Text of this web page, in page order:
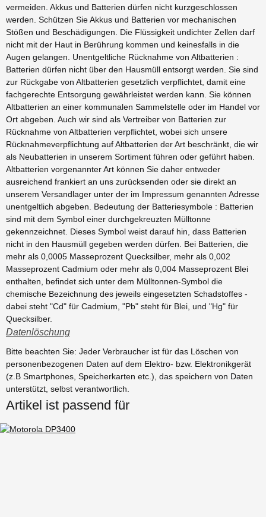
vermeiden. Akkus und Batterien dürfen nicht kurzgeschlossen
werden. Schützen Sie Akkus und Batterien vor mechanischen
Stößen und Beschädigungen. Die Flüssigkeit undichter Zellen darf
nicht mit der Haut in Berührung kommen und keinesfalls in die
Augen gelangen. Unentgeltliche Rücknahme von Altbatterien :
Batterien dürfen nicht über den Hausmüll entsorgt werden. Sie sind
zur Rückgabe von Altbatterien gesetzlich verpflichtet, damit eine
fachgerechte Entsorgung gewährleistet werden kann. Sie können
Altbatterien an einer kommunalen Sammelstelle oder im Handel vor
Ort abgeben. Auch wir sind als Vertreiber von Batterien zur
Rücknahme von Altbatterien verpflichtet, wobei sich unsere
Rücknahmeverpflichtung auf Altbatterien der Art beschränkt, die wir
als Neubatterien in unserem Sortiment führen oder geführt haben.
Altbatterien vorgenannter Art können Sie daher entweder
ausreichend frankiert an uns zurücksenden oder sie direkt an
unserem Versandlager unter der im Impressum genannten Adresse
unentgeltlich abgeben. Bedeutung der Batteriesymbole : Batterien
sind mit dem Symbol einer durchgekreuzten Mülltonne
gekennzeichnet. Dieses Symbol weist darauf hin, dass Batterien
nicht in den Hausmüll gegeben werden dürfen. Bei Batterien, die
mehr als 0,0005 Masseprozent Quecksilber, mehr als 0,002
Masseprozent Cadmium oder mehr als 0,004 Masseprozent Blei
enthalten, befindet sich unter dem Mülltonnen-Symbol die
chemische Bezeichnung des jeweils eingesetzten Schadstoffes -
dabei steht "Cd" für Cadmium, "Pb" steht für Blei, und "Hg" für
Quecksilber.
Datenlöschung
Bitte beachten Sie: Jeder Verbraucher ist für das Löschen von
personenbezogenen Daten auf dem Elektro- bzw. Elektronikgerät
(z.B Smartphones, Speicherkarten etc.), das speichern von Daten
unterstützt, selbst verantwortlich.
Artikel ist passend für